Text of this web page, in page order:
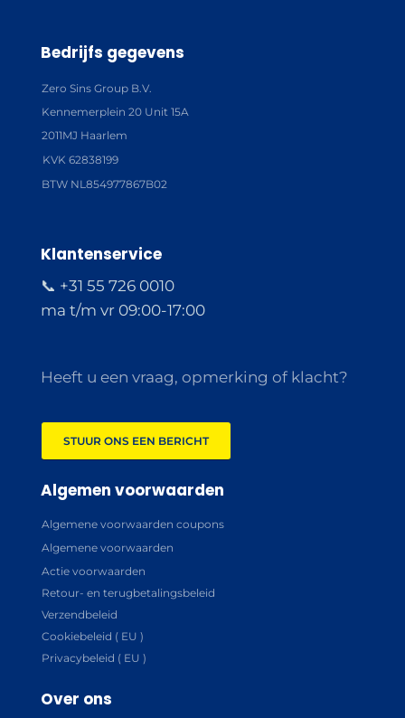
Bedrijfs gegevens
Zero Sins Group B.V.
Kennemerplein 20 Unit 15A
2011MJ Haarlem
KVK 62838199
BTW NL854977867B02
Klantenservice
📞 +31 55 726 0010
ma t/m vr 09:00-17:00
Heeft u een vraag, opmerking of klacht?
STUUR ONS EEN BERICHT
Algemen voorwaarden
Algemene voorwaarden coupons
Algemene voorwaarden
Actie voorwaarden
Retour- en terugbetalingsbeleid
Verzendbeleid
Cookiebeleid ( EU )
Privacybeleid ( EU )
Over ons